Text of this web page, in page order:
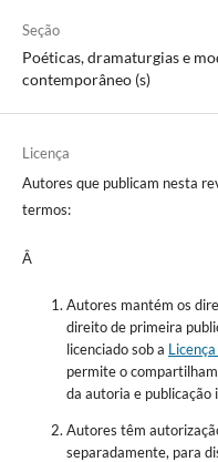
Seção
Poéticas, dramaturgias e
contemporâneo (s)
Licença
Autores que publicam nesta
termos:
Â
Autores mantém os
direito de primeira
licenciado sob a
permite o
da autoria e
Autores têm
separadamente, para